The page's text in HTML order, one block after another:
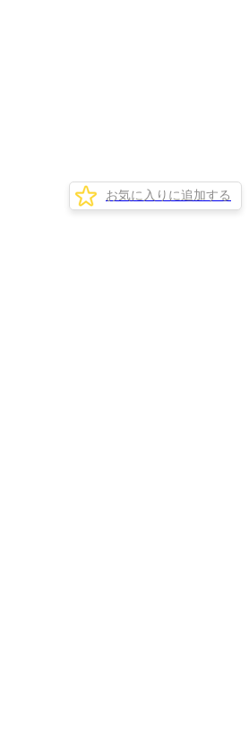
お気に入りに追加する